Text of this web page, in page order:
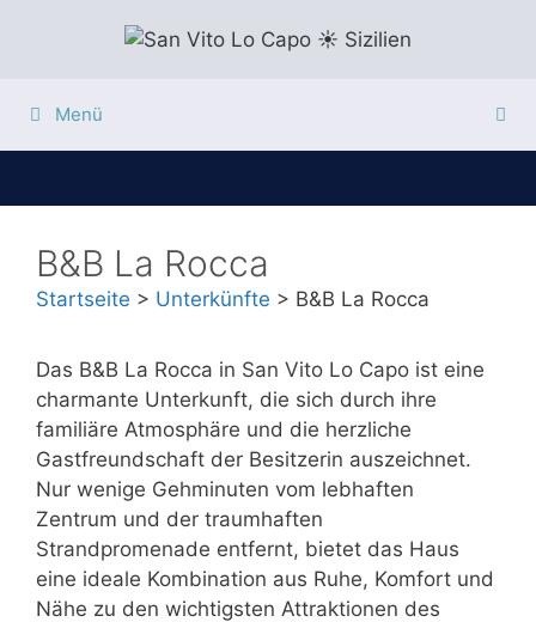
Menü
B&B La Rocca
Startseite > Unterkünfte > B&B La Rocca
Das B&B La Rocca in San Vito Lo Capo ist eine
charmante Unterkunft, die sich durch ihre
familiäre Atmosphäre und die herzliche
Gastfreundschaft der Besitzerin auszeichnet.
Nur wenige Gehminuten vom lebhaften
Zentrum und der traumhaften
Strandpromenade entfernt, bietet das Haus
eine ideale Kombination aus Ruhe, Komfort und
Nähe zu den wichtigsten Attraktionen des